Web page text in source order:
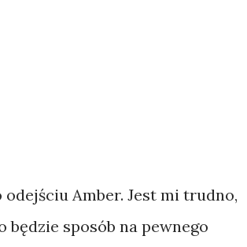
Amber. Jest mi trudno,
będzie sposób na pewnego